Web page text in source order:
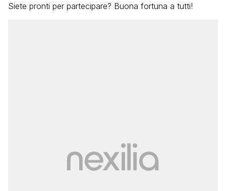
Siete pronti per partecipare? Buona fortuna a tutti!